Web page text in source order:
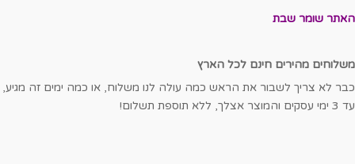
שומר שבת
מהירים חינם לכל הארץ
לא צריך לשבור את הראש כמה עולה לנו משלוח, או כמה ימים זה מגיע,
תשלום!